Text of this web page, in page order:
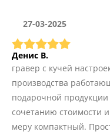
27-03-2025
Денис В.
гравер с кучей
производства
подарочной
сочетанию стоимости
меру компактный.